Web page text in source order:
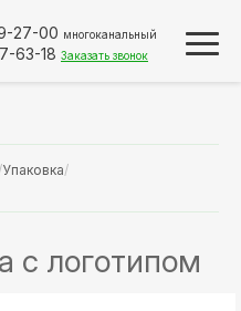
27-00 многоканальный
63-18 Заказать звонок
/Упаковка/
с логотипом